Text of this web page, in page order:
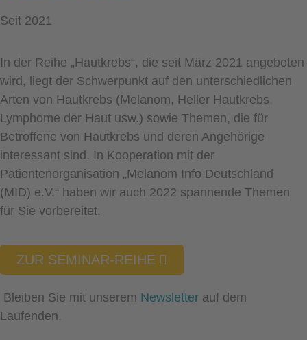
Seit 2021
In der Reihe „Hautkrebs“, die seit März 2021 angeboten
wird, liegt der Schwerpunkt auf den unterschiedlichen
Arten von Hautkrebs (Melanom, Heller Hautkrebs,
Lymphome der Haut usw.) sowie Themen, die für
Betroffene von Hautkrebs und deren Angehörige
interessant sind. In Kooperation mit der
Patientenorganisation „Melanom Info Deutschland
(MID) e.V.“ haben wir auch 2022 spannende Themen
für Sie vorbereitet.
ZUR SEMINAR-REIHE
Bleiben Sie mit unserem Newsletter auf dem
Laufenden.